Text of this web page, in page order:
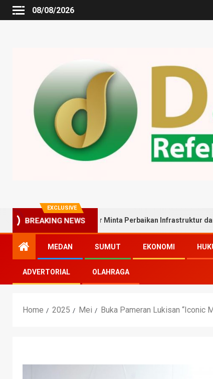
08/08/2026
EXCLUSIVE
BREAKING NEWS
Gedung Johor Minta Perbaikan Infrastruktur dan
MEDAN SUMUT EKONOMI
ADVERTORIAL OLAHRAGA
Home 2025 Mei Buka Pameran Lukisan “Iconic